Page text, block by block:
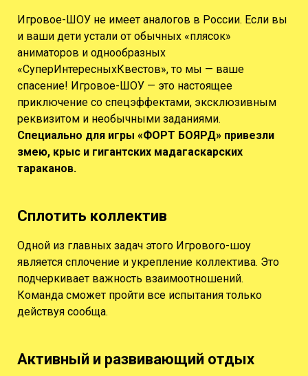
Игровое-ШОУ не имеет аналогов в России. Если вы
и ваши дети устали от обычных «плясок»
аниматоров и однообразных
«СуперИнтересныхКвестов», то мы — ваше
спасение! Игровое-ШОУ — это настоящее
приключение со спецэффектами, эксклюзивным
реквизитом и необычными заданиями.
Специально для игры «ФОРТ БОЯРД» привезли
змею, крыс и гигантских мадагаскарских
тараканов.
Сплотить коллектив
Одной из главных задач этого Игрового-шоу
является сплочение и укрепление коллектива. Это
подчеркивает важность взаимоотношений.
Команда сможет пройти все испытания только
действуя сообща.
Активный и развивающий отдых